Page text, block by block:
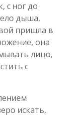
с ног до
дыша,
пришла в
она
лицо,
с
искать,